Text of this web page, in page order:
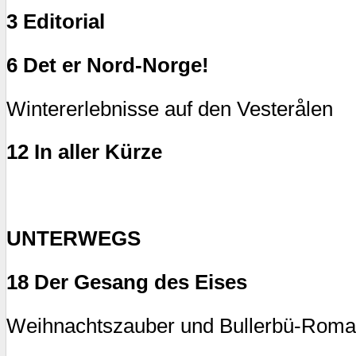
3 Editorial
6 Det er Nord-Norge!
Wintererlebnisse auf den Vesterålen
12 In aller Kürze
UNTERWEGS
18 Der Gesang des Eises
Weihnachtszauber und Bullerbü-